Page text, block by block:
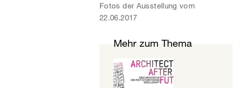
Fotos der Ausstellung vom
22.06.2017
Mehr zum Thema